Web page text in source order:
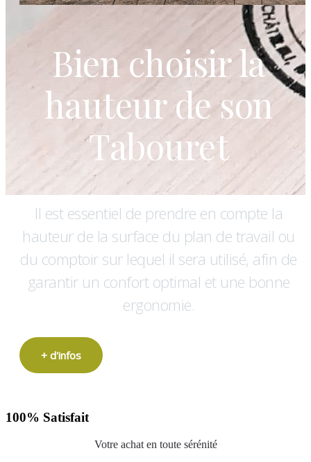
Bien choisir la
hauteur de son
Tabouret
Il est essentiel de prendre en compte la
hauteur de la surface du plan de travail ou
du comptoir sur lequel il sera utilisé, afin de
garantir un confort optimal et une bonne
ergonomie.
+ d'infos
100% Satisfait
Votre achat en toute sérénité